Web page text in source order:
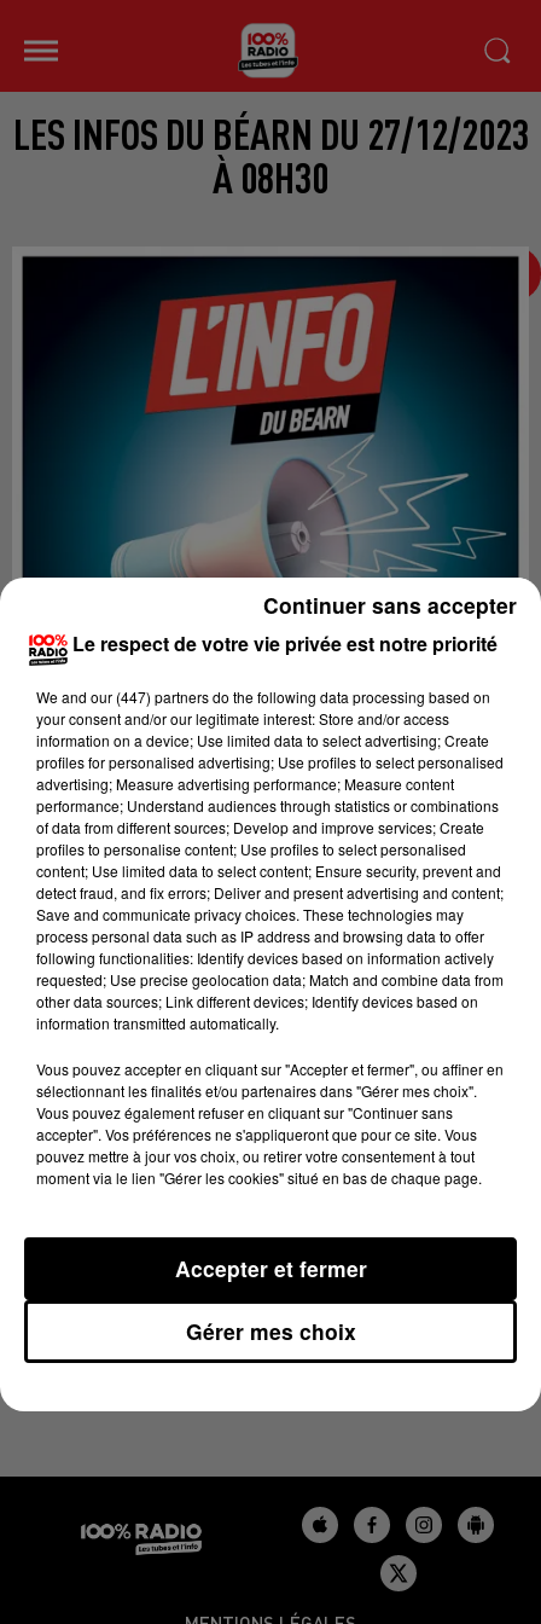
LES INFOS DU BÉARN DU 27/12/2023
À 08H30
Lecture (5 sec)
100%
27 décembre 2023 - 5 sec
LES INFOS DU BÉARN DU 27/12/2023 À 08H30
Le respect de votre vie privée est notre priorité
We and our (447) partnersdo the following data processing based on
your consent and/or our legitimate interest: Store and/or access
information on a device; Use limited data to select advertising; Create
profiles for personalised advertising; Use profiles to select personalised
advertising; Measure advertising performance; Measure content
performance; Understand audiences through statistics or combinations
of data from different sources; Develop and improve services; Create
profiles to personalise content; Use profiles to select personalised
content; Use limited data to select content; Ensure security, prevent and
detect fraud, and fix errors; Deliver and present advertising and content;
Save and communicate privacy choices. These technologies may
process personal data such as IP address and browsing data to offer
following functionalities: Identify devices based on information actively
requested; Use precise geolocation data; Match and combine data from
other data sources; Link different devices; Identify devices based on
information transmitted automatically.
Vous pouvez accepter en cliquant sur "Accepter et fermer", ou affiner en
sélectionnant les finalités et/ou partenaires dans "Gérer mes choix".
Vous pouvez également refuser en cliquant sur "Continuer sans
accepter". Vos préférences ne s'appliqueront que pour ce site. Vous
pouvez mettre à jour vos choix, ou retirer votre consentement à tout
moment via le lien "Gérer les cookies" situé en bas de chaque page.
Gérer mes choix
Accepter et fermer
Continuer sans accepter